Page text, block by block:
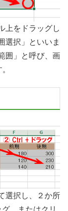
上をドラッグし
選択」といいま
囲」と呼び、画
選択し、２か所
、またはクリ